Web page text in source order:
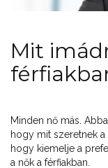
Mit
Minden nő más.
hogy mit szeretnek a
hogy kiemelje a
a nők a férfiakban.